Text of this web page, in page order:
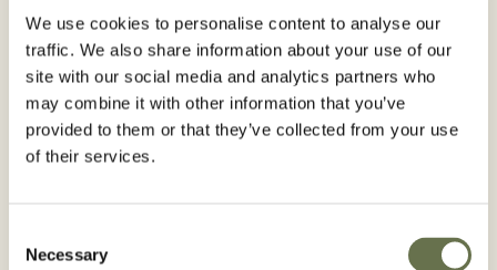
We use cookies to personalise content to analyse our
traffic. We also share information about your use of our
site with our social media and analytics partners who
may combine it with other information that you’ve
provided to them or that they’ve collected from your use
of their services.
Selection
Necessary
ALBAUGH: LA TUA ALTERNATIVA
Formulazione pratica e performante
Grande efficacia e persistenza d'azione